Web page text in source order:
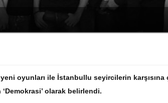
oyunları ile İstanbullu seyircilerin karşısına
olarak belirlendi.